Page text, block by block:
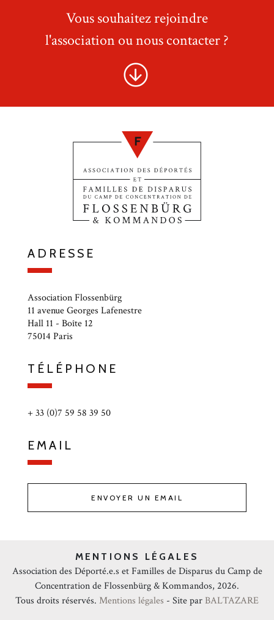
Vous souhaitez rejoindre
l'association ou nous contacter ?
ADRESSE
Association Flossenbürg
11 avenue Georges Lafenestre
Hall 11 - Boîte 12
75014 Paris
TÉLÉPHONE
+ 33 (0)7 59 58 39 50
EMAIL
ENVOYER UN EMAIL
MENTIONS LÉGALES
Association des Déporté.e.s et Familles de Disparus du Camp de
Concentration de Flossenbürg & Kommandos, 2026.
Tous droits réservés. Mentions légales - Site par BALTAZARE